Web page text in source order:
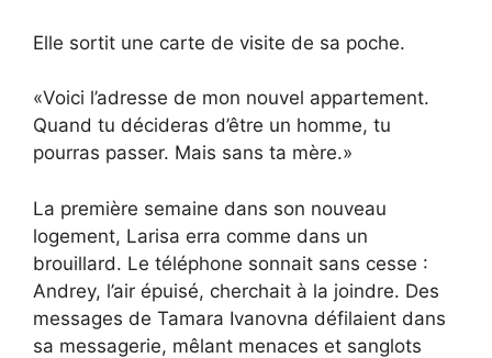
Elle sortit une carte de visite de sa poche.
«Voici l’adresse de mon nouvel appartement.
Quand tu décideras d’être un homme, tu
pourras passer. Mais sans ta mère.»
La première semaine dans son nouveau
logement, Larisa erra comme dans un
brouillard. Le téléphone sonnait sans cesse :
Andrey, l’air épuisé, cherchait à la joindre. Des
messages de Tamara Ivanovna défilaient dans
sa messagerie, mêlant menaces et sanglots